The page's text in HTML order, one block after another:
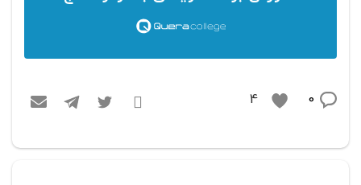
0
4